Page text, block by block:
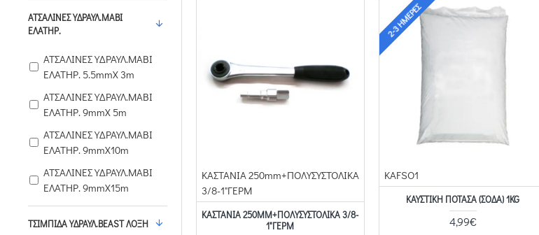
ΑΤΣΑΛΙΝΕΣ ΥΔΡΑΥΛ.ΜΑΒΙ
ΕΛΑΤΗΡ.
ΑΤΣΑΛΙΝΕΣ ΥΔΡΑΥΛ.ΜΑΒΙ
ΕΛΑΤΗΡ. 5.5mmX 3m
ΑΤΣΑΛΙΝΕΣ ΥΔΡΑΥΛ.ΜΑΒΙ
ΕΛΑΤΗΡ. 9mmX 5m
ΑΤΣΑΛΙΝΕΣ ΥΔΡΑΥΛ.ΜΑΒΙ
ΕΛΑΤΗΡ. 9mmX10m
ΑΤΣΑΛΙΝΕΣ ΥΔΡΑΥΛ.ΜΑΒΙ
ΕΛΑΤΗΡ. 9mmX15m
ΤΣΙΜΠΙΔΑ ΥΔΡΑΥΛ.BEAST ΛΟΞΗ
ΚΑΣΤΑΝΙΑ 250mm+ΠOΛYΣYΣTOΛIKA
3/8-1"ΓΕΡΜ
ΚΑΣΤΑΝΙΑ 250MM+ΠOΛYΣYΣTOΛIKA 3/8-
1"ΓΕΡΜ
2-3 ΗΜΈΡΕΣ
KAFSO1
ΚΑΥΣΤΙΚΉ ΠΟΤΆΣΑ (ΣΌΔΑ) 1KG
4,99€